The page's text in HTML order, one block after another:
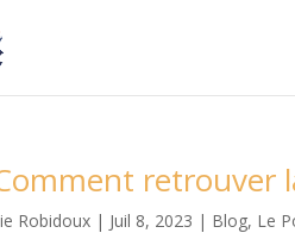
retrouver
Robidoux | Juil 8, 2023 | Blog, Le